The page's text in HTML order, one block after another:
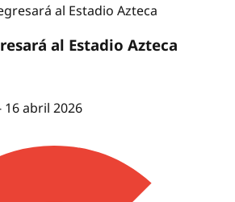
al Estadio Azteca
al Estadio Azteca
16 abril 2026